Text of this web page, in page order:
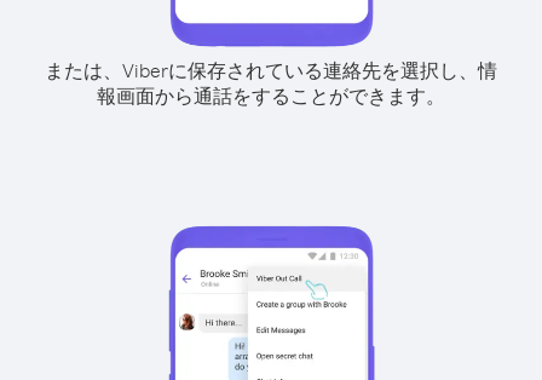
または、Viberに保存されている連絡先を選択し、情
報画面から通話をすることができます。